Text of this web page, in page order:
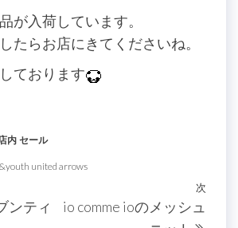
が入荷しています。
たらお店にきてくださいね。
ております
内 セール
united arrows
ンティ
次
次
io comme ioのメッシュ